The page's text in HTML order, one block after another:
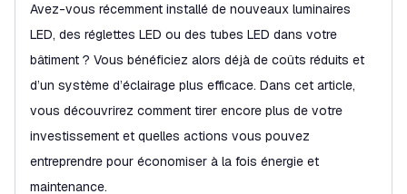
Avez-vous récemment installé de nouveaux luminaires
LED, des réglettes LED ou des tubes LED dans votre
bâtiment ? Vous bénéficiez alors déjà de coûts réduits et
d’un système d’éclairage plus efficace. Dans cet article,
vous découvrirez comment tirer encore plus de votre
investissement et quelles actions vous pouvez
entreprendre pour économiser à la fois énergie et
maintenance.